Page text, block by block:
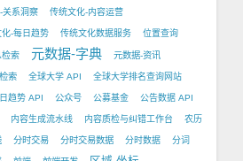
关系洞察 传统文化-内容运营
-每日趋势 传统文化数据服务 位置查询
检索 元数据-字典 元数据-资讯
索 全球大学 API 全球大学排名查询网站
趋势 API 公众号 公募基金 公告数据 API
内容生成流水线 内容质检与纠错工作台 农历
分时交易 分时交易数据 分时数据 分词